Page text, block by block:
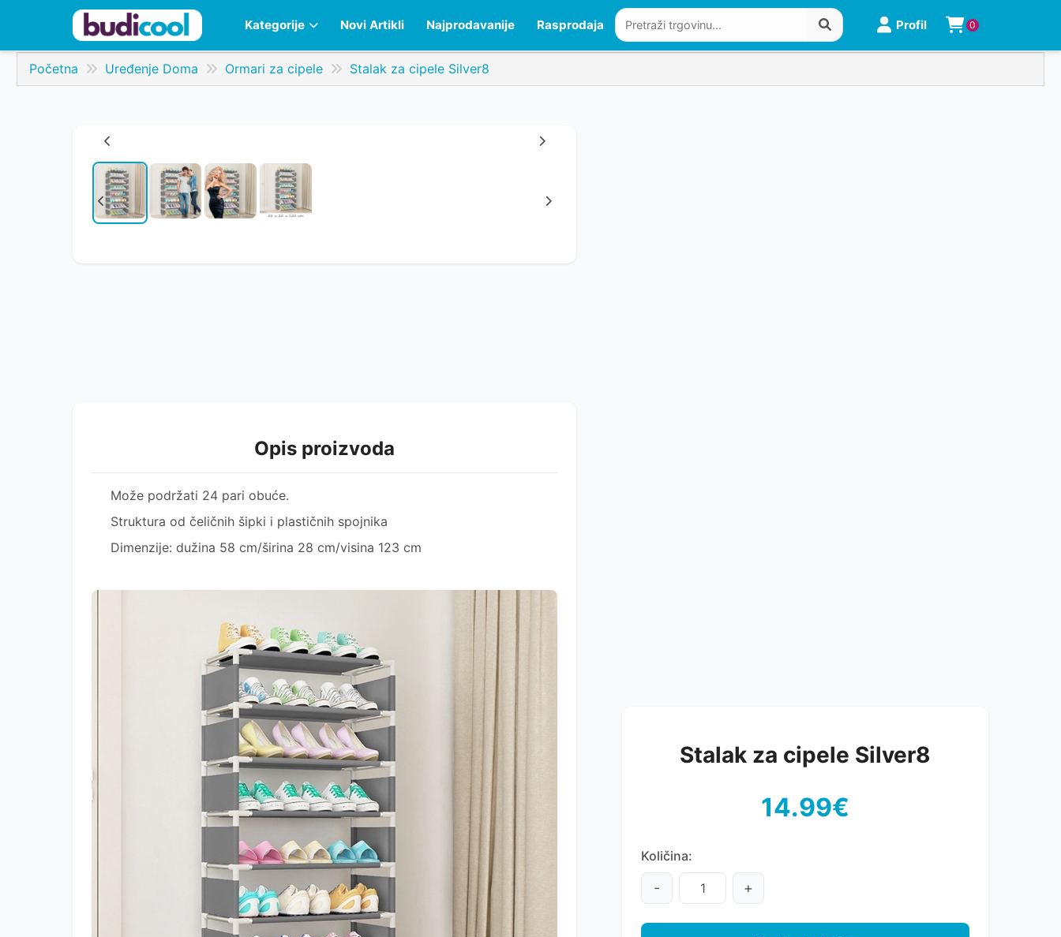
Kategorije Novi Artikli Najprodavanije Rasprodaja Profil 0
Početna Uređenje Doma Ormari za cipele Stalak za cipele Silver8
Stalak za cipele Silver8
14.99€
Količina:
- +
Opis proizvoda
Može podržati 24 pari obuće.
Struktura od čeličnih šipki i plastičnih spojnika
Dimenzije: dužina 58 cm/širina 28 cm/visina 123 cm